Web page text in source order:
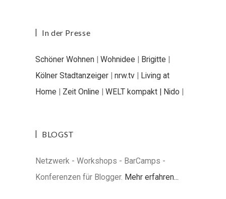
In der Presse
Schöner Wohnen | Wohnidee | Brigitte |
Kölner Stadtanzeiger | nrw.tv | Living at
Home | Zeit Online | WELT kompakt | Nido |
BLOGST
Netzwerk - Workshops - BarCamps -
Konferenzen für Blogger. Mehr erfahren...